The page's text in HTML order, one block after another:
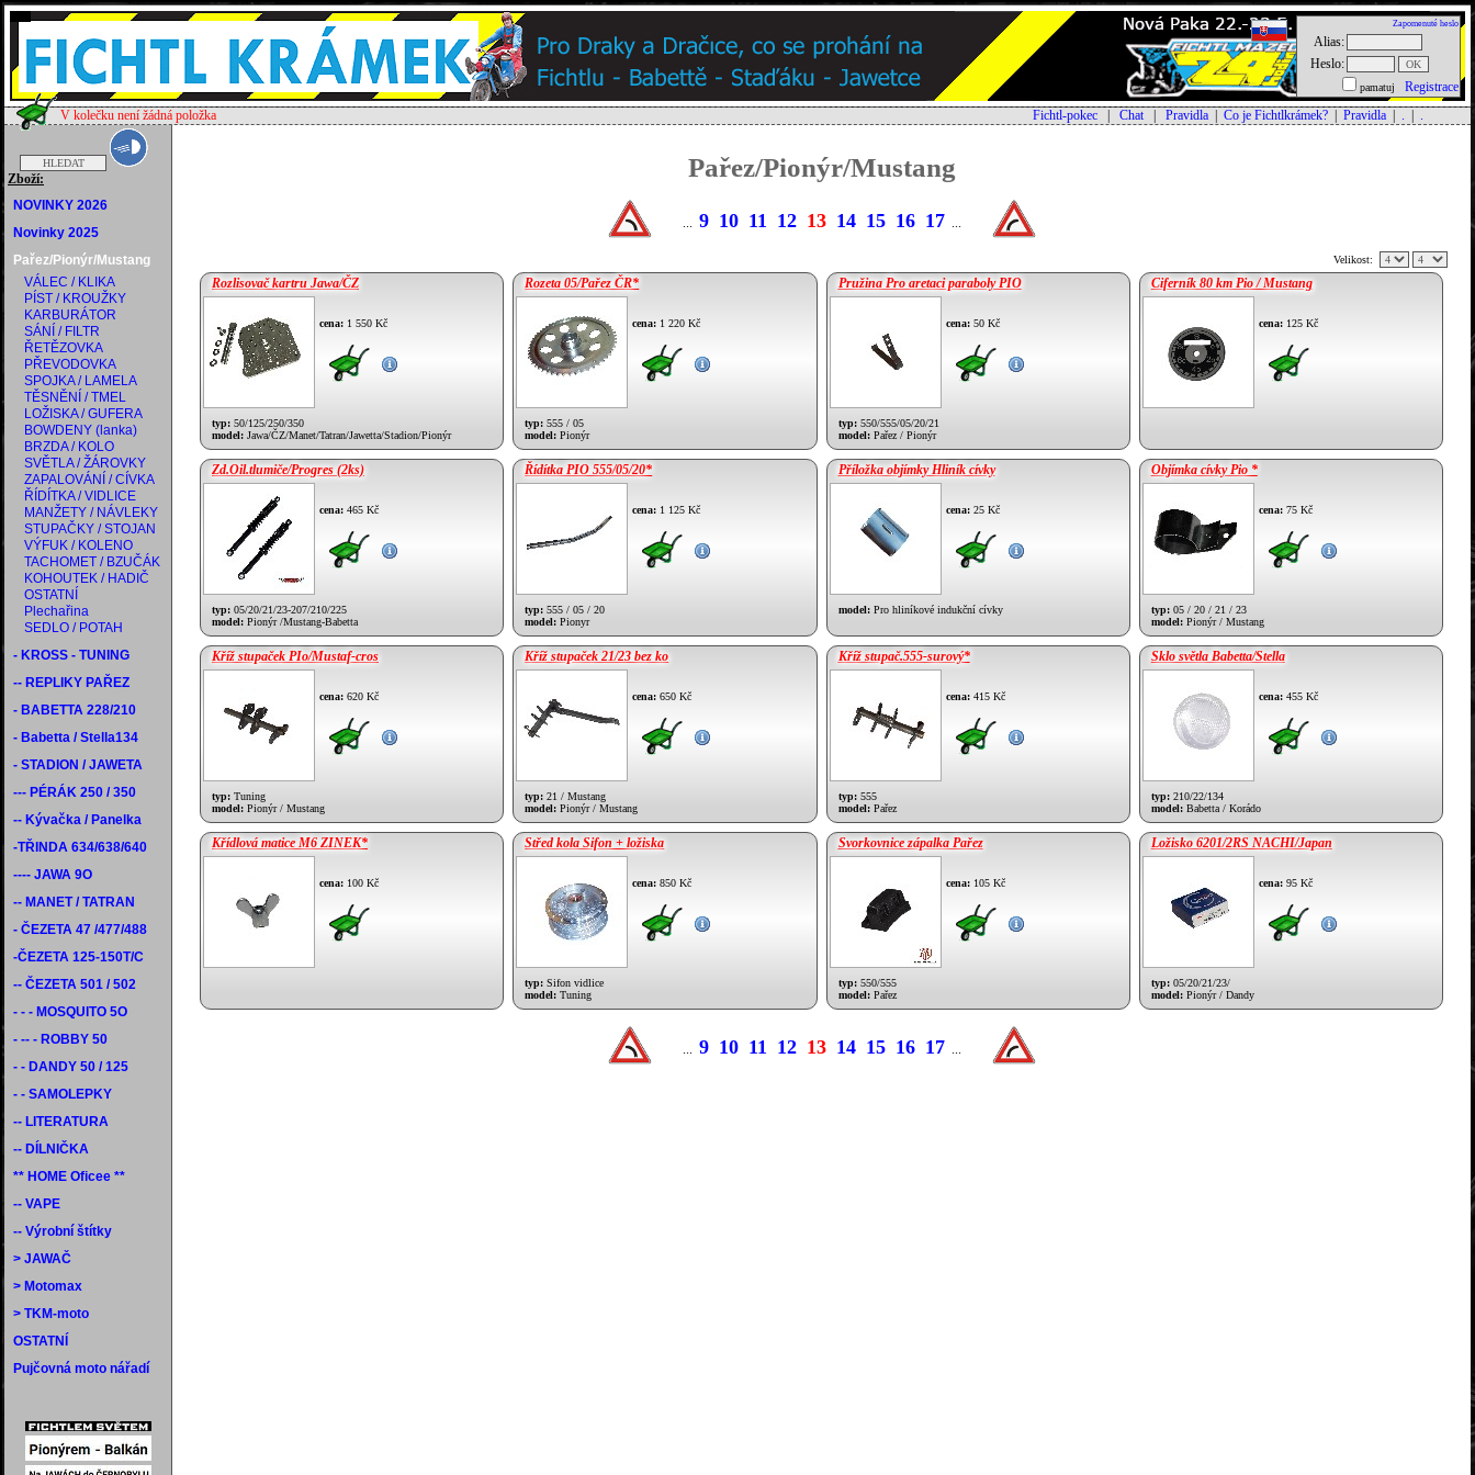
Zapomenuté heslo
Alias:
Heslo:
pamatuj
Registrace
V kolečku není žádná položka
Fichtl-pokec Chat| Pravidla Co je Fichtlkrámek? Pravidla . .
Zboží:
NOVINKY 2026
Novinky 2025
Pařez/Pionýr/Mustang
VÁLEC / KLIKA
PÍST / KROUŽKY
KARBURÁTOR
SÁNÍ / FILTR
ŘETĚZOVKA
PŘEVODOVKA
SPOJKA / LAMELA
TĚSNĚNÍ / TMEL
LOŽISKA / GUFERA
BOWDENY (lanka)
BRZDA / KOLO
SVĚTLA / ŽÁROVKY
ZAPALOVÁNÍ / CÍVKA
ŘÍDÍTKA / VIDLICE
MANŽETY / NÁVLEKY
STUPAČKY / STOJAN
VÝFUK / KOLENO
TACHOMET / BZUČÁK
KOHOUTEK / HADIČ
OSTATNÍ
Plechařina
SEDLO / POTAH
- KROSS - TUNING
-- REPLIKY PAŘEZ
- BABETTA 228/210
- Babetta / Stella134
- STADION / JAWETA
--- PÉRÁK 250 / 350
-- Kývačka / Panelka
-TŘINDA 634/638/640
---- JAWA 9O
-- MANET / TATRAN
- ČEZETA 47 /477/488
-ČEZETA 125-150T/C
-- ČEZETA 501 / 502
- - - MOSQUITO 5O
- -- - ROBBY 50
- - DANDY 50 / 125
- - SAMOLEPKY
-- LITERATURA
-- DÍLNIČKA
** HOME Oficee **
-- VAPE
-- Výrobní štítky
> JAWAČ
> Motomax
> TKM-moto
OSTATNÍ
Pujčovná moto nářadí
Pařez/Pionýr/Mustang
... 9 10 11 12 13 14 15 16 17 ...
Velikost:
Rozlisovač kartru Jawa/ČZ
cena: 1 550 Kč
typ: 50/125/250/350
model: Jawa/ČZ/Manet/Tatran/Jawetta/Stadion/Pionýr
Rozeta 05/Pařez ČR*
cena: 1 220 Kč
typ: 555 / 05
model: Pionýr
Pružina Pro aretaci paraboly PIO
cena:50 Kč
typ:550/555/05/20/21
model:Pařez / Pionýr
Ciferník 80 km Pio / Mustang
cena:125 Kč
Zd.Oil.tlumiče/Progres (2ks)
cena: 465 Kč
typ: 05/20/21/23-207/210/225
model: Pionýr /Mustang-Babetta
Řídítka PIO 555/05/20*
cena: 1 125 Kč
typ: 555 / 05 / 20
model: Pionyr
Příložka objímky Hliník cívky
cena:25 Kč
model:Pro hliníkové indukční cívky
Objímka cívky Pio *
cena:75 Kč
typ:05 / 20 / 21 / 23
model:Pionýr / Mustang
Kříž stupaček PIo/Mustaf-cros
cena: 620 Kč
typ: Tuning
model: Pionýr / Mustang
Kříž stupaček 21/23 bez ko
cena: 650 Kč
typ: 21 / Mustang
model: Pionýr / Mustang
Kříž stupač.555-surový*
cena:415 Kč
typ:555
model:Pařez
Sklo světla Babetta/Stella
cena:455 Kč
typ:210/22/134
model:Babetta / Korádo
Křídlová matice M6 ZINEK*
cena: 100 Kč
Střed kola Sifon + ložiska
cena: 850 Kč
typ: Sifon vidlice
model: Tuning
Svorkovnice zápalka Pařez
cena:105 Kč
typ:550/555
model:Pařez
Ložisko 6201/2RS NACHI/Japan
cena:95 Kč
typ:05/20/21/23/
model:Pionýr / Dandy
... 9 10 11 12 13 14 15 16 17 ...